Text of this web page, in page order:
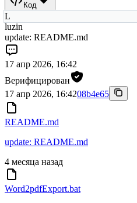
Код
L
luzin
update: README.md
17 апр 2026, 16:42
Верифицирован
17 апр 2026, 16:4208b4e65
README.md
update: README.md
4 месяца назад
Word2pdfExport.bat